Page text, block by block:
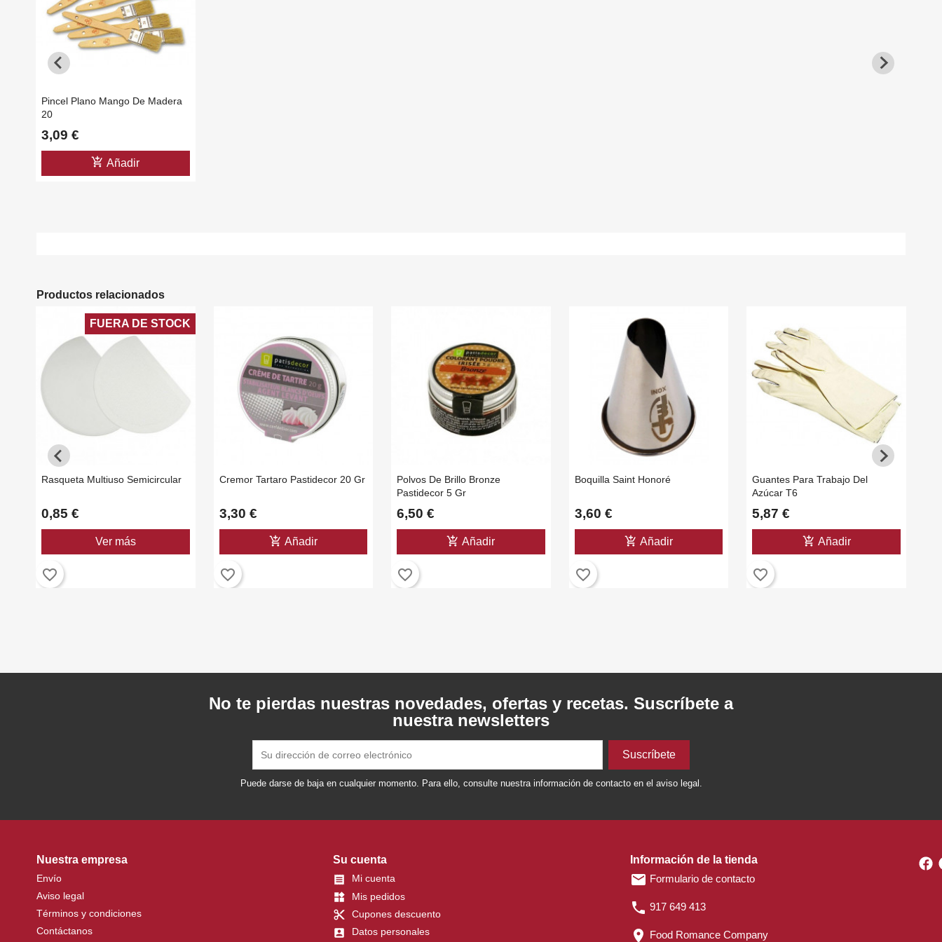
Pincel Plano Mango De Madera
20
3,09 €
add_shopping_cart Añadir
Productos relacionados
Rasqueta Multiuso Semicircular
0,85 €
Ver más
FUERA DE STOCK
favorite_border
Cremor Tartaro Pastidecor 20 Gr
3,30 €
add_shopping_cart Añadir
favorite_border
Polvos De Brillo Bronze
Pastidecor 5 Gr
6,50 €
add_shopping_cart Añadir
favorite_border
Boquilla Saint Honoré
3,60 €
add_shopping_cart Añadir
favorite_border
Guantes Para Trabajo Del
Azúcar T6
5,87 €
add_shopping_cart Añadir
favorite_border
No te pierdas nuestras novedades, ofertas y recetas. Suscríbete a
nuestra newsletters
Puede darse de baja en cualquier momento. Para ello, consulte nuestra información de contacto en el aviso legal.
Nuestra empresa
Envío
Aviso legal
Términos y condiciones
Contáctanos
Su cuenta
 Mi cuenta
widgets Mis pedidos
content_cut Cupones descuento
account_box Datos personales
Información de la tienda
email Formulario de contacto
phone 917 649 413
location_on Food Romance Company